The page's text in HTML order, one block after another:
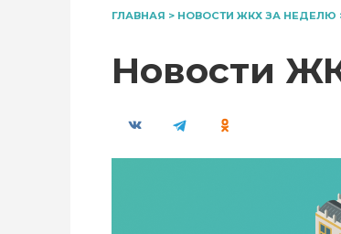
ГЛАВНАЯ > НОВОСТИ ЖКХ ЗА НЕДЕЛЮ
Новости